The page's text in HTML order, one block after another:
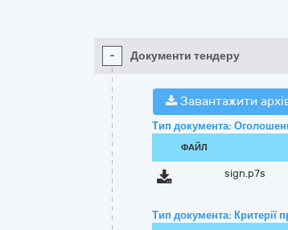
- Документи тендеру
Завантажити
Тип документа:
ФАЙЛ
sign.p7s
Тип документа: Критерії